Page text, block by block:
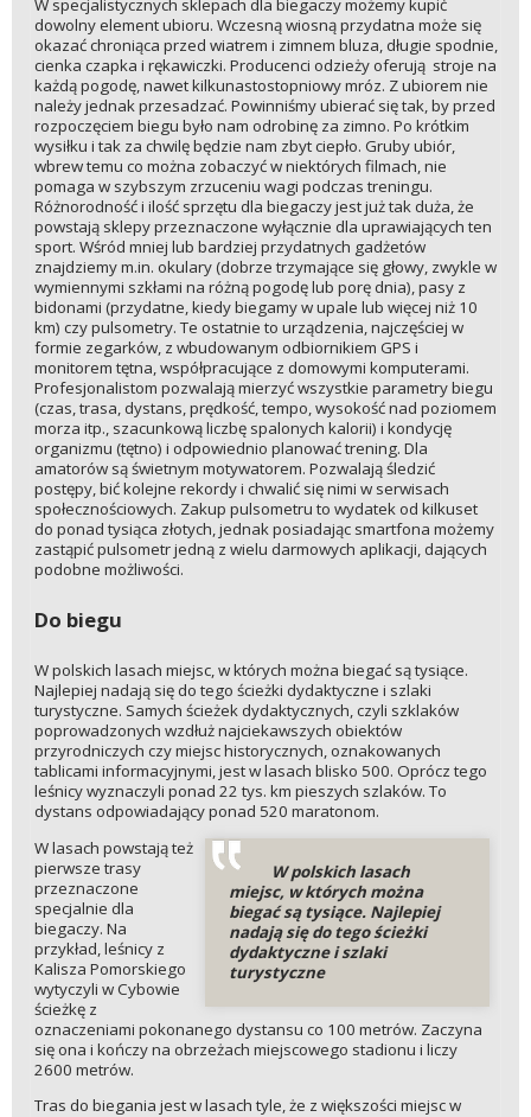
W specjalistycznych sklepach dla biegaczy możemy kupić
dowolny element ubioru. Wczesną wiosną przydatna może się
okazać chroniąca przed wiatrem i zimnem bluza, długie spodnie,
cienka czapka i rękawiczki. Producenci odzieży oferują stroje na
każdą pogodę, nawet kilkunastostopniowy mróz. Z ubiorem nie
należy jednak przesadzać. Powinniśmy ubierać się tak, by przed
rozpoczęciem biegu było nam odrobinę za zimno. Po krótkim
wysiłku i tak za chwilę będzie nam zbyt ciepło. Gruby ubiór,
wbrew temu co można zobaczyć w niektórych filmach, nie
pomaga w szybszym zrzuceniu wagi podczas treningu.
Różnorodność i ilość sprzętu dla biegaczy jest już tak duża, że
powstają sklepy przeznaczone wyłącznie dla uprawiających ten
sport. Wśród mniej lub bardziej przydatnych gadżetów
znajdziemy m.in. okulary (dobrze trzymające się głowy, zwykle w
wymiennymi szkłami na różną pogodę lub porę dnia), pasy z
bidonami (przydatne, kiedy biegamy w upale lub więcej niż 10
km) czy pulsometry. Te ostatnie to urządzenia, najczęściej w
formie zegarków, z wbudowanym odbiornikiem GPS i
monitorem tętna, współpracujące z domowymi komputerami.
Profesjonalistom pozwalają mierzyć wszystkie parametry biegu
(czas, trasa, dystans, prędkość, tempo, wysokość nad poziomem
morza itp., szacunkową liczbę spalonych kalorii) i kondycję
organizmu (tętno) i odpowiednio planować trening. Dla
amatorów są świetnym motywatorem. Pozwalają śledzić
postępy, bić kolejne rekordy i chwalić się nimi w serwisach
społecznościowych. Zakup pulsometru to wydatek od kilkuset
do ponad tysiąca złotych, jednak posiadając smartfona możemy
zastąpić pulsometr jedną z wielu darmowych aplikacji, dających
podobne możliwości.
Do biegu
W polskich lasach miejsc, w których można biegać są tysiące.
Najlepiej nadają się do tego ścieżki dydaktyczne i szlaki
turystyczne. Samych ścieżek dydaktycznych, czyli szklaków
poprowadzonych wzdłuż najciekawszych obiektów
przyrodniczych czy miejsc historycznych, oznakowanych
tablicami informacyjnymi, jest w lasach blisko 500. Oprócz tego
leśnicy wyznaczyli ponad 22 tys. km pieszych szlaków. To
dystans odpowiadający ponad 520 maratonom.
W polskich lasach
miejsc, w których można
biegać są tysiące. Najlepiej
nadają się do tego ścieżki
dydaktyczne i szlaki
turystyczne
W lasach powstają też
pierwsze trasy
przeznaczone
specjalnie dla
biegaczy. Na
przykład, leśnicy z
Kalisza Pomorskiego
wytyczyli w Cybowie
ścieżkę z
oznaczeniami pokonanego dystansu co 100 metrów. Zaczyna
się ona i kończy na obrzeżach miejscowego stadionu i liczy
2600 metrów.
Tras do biegania jest w lasach tyle, że z większości miejsc w